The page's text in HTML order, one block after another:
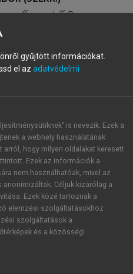
hálózatokat már sokan
különböző
különféle
eredményekre és
sokszínűség elősegíti a
kialakulásának,
jobb megértését. A
is okoz az
gyűjtött információkat.
el az adatvédelmi
is nevezik. Ezek a
a webhely használatának
hogy milyen oldalakat keresett
Ezek az információk a
nem használhatóak, mivel az
Céljuk kizárólag a
Ezek közé tartoznak a
elemzési szolgáltatásokhoz
szolgáltatások a
és a közösségi